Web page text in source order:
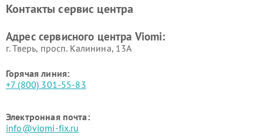
Контакты сервис центра
Адрес сервисного центра Viomi:
г. Тверь, просп. Калинина, 13А
Горячая линия:
+7 (800) 301-55-83
Электронная почта:
info@viomi-fix.ru